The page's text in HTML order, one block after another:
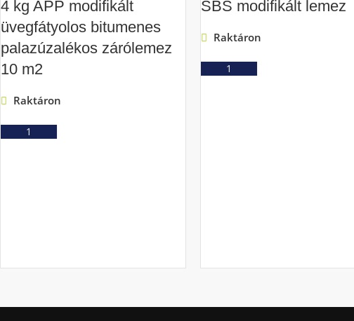
4 kg APP modifikált
üvegfátyolos bitumenes
palazúzalékos zárólemez
10 m2
Raktáron
SBS modifikált lemez
Raktáron